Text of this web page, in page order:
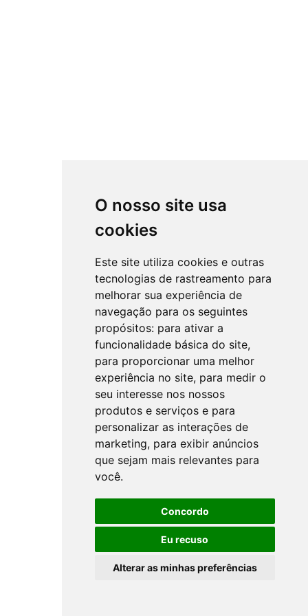
O nosso site usa
cookies
Este site utiliza cookies e outras
tecnologias de rastreamento para
melhorar sua experiência de
navegação para os seguintes
propósitos: para ativar a
funcionalidade básica do site,
para proporcionar uma melhor
experiência no site, para medir o
seu interesse nos nossos
produtos e serviços e para
personalizar as interações de
marketing, para exibir anúncios
que sejam mais relevantes para
você.
Concordo
Eu recuso
Alterar as minhas preferências